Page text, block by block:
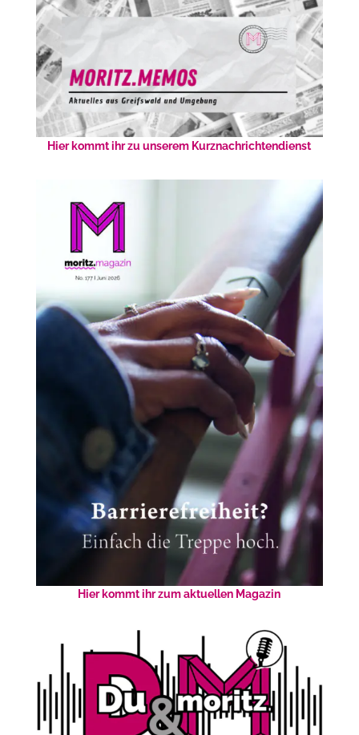
Hier kommt ihr zu unserem Kurznachrichtendienst
Hier kommt ihr zum aktuellen Magazin